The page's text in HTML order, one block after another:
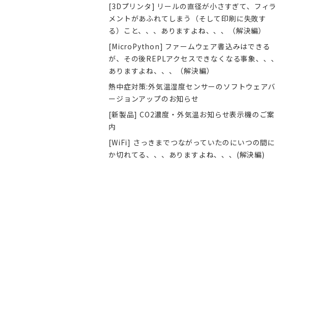
[3Dプリンタ] リールの直径が小さすぎて、フィラ
メントがあふれてしまう（そして印刷に失敗す
る）こと、、、ありますよね、、、（解決編）
[MicroPython] ファームウェア書込みはできる
が、その後REPLアクセスできなくなる事象、、、
ありますよね、、、（解決編）
熱中症対策:外気温湿度センサーのソフトウェアバ
ージョンアップのお知らせ
[新製品] CO2濃度・外気温お知らせ表示機のご案
内
[WiFi] さっきまでつながっていたのにいつの間に
か切れてる、、、ありますよね、、、(解決編)